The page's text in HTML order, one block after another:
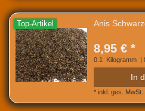
Top-Artikel Anis
8,95 € *
0.1 Kilogramm |
In
* inkl. ges. MwSt.